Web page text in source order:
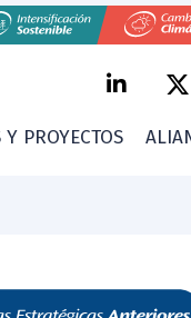
PROYECTOS